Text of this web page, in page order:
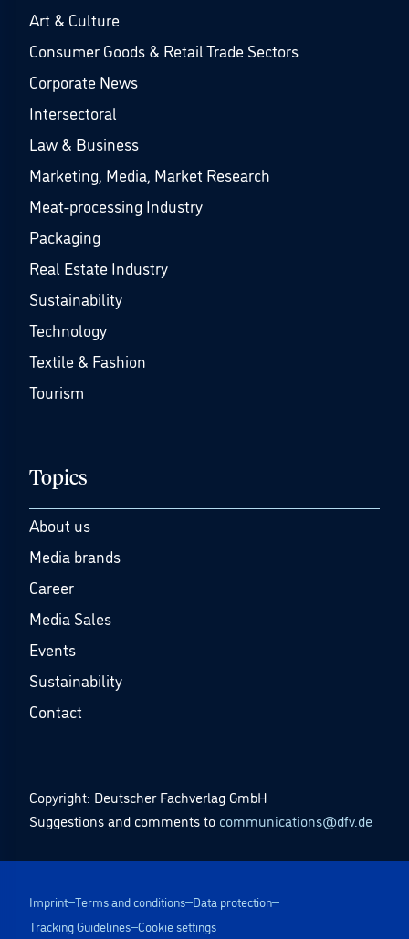
Art & Culture
Consumer Goods & Retail Trade Sectors
Corporate News
Intersectoral
Law & Business
Marketing, Media, Market Research
Meat-processing Industry
Packaging
Real Estate Industry
Sustainability
Technology
Textile & Fashion
Tourism
Topics
About us
Media brands
Career
Media Sales
Events
Sustainability
Contact
Copyright: Deutscher Fachverlag GmbH
Suggestions and comments to communications@dfv.de
Imprint Terms and conditions Data protection
Tracking Guidelines Cookie settings